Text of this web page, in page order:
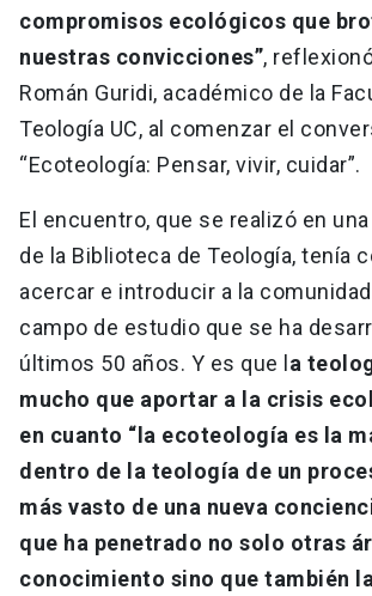
compromisos ecológicos que
nuestras convicciones”,
Román Guridi, académico de la
Teología UC, al comenzar el
“Ecoteología: Pensar, vivir, cuidar”.
El encuentro, que se realizó en
de la Biblioteca de Teología, tenía
acercar e introducir a la
campo de estudio que se ha
últimos 50 años. Y es que l a
mucho que aportar a la crisis
en cuanto “la ecoteología es la
dentro de la teología de un
más vasto de una nueva
que ha penetrado no solo otras
conocimiento sino que también